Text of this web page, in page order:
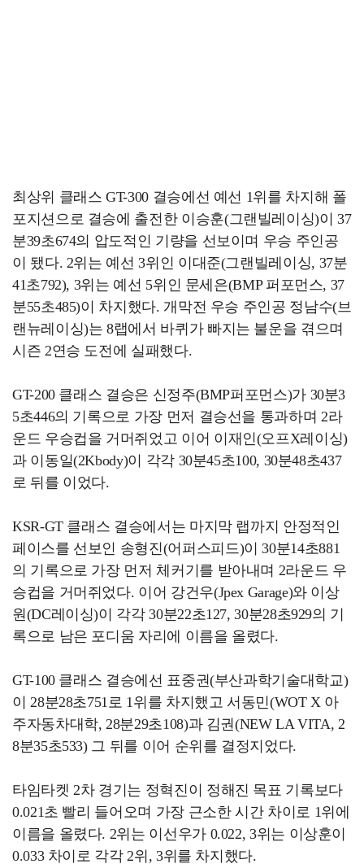
최상위 클래스 GT-300 결승에선 예선 1위를 차지해 폴
포지션으로 결승에 출전한 이승훈(그랜빌레이싱)이 37
분39초674의 압도적인 기량을 선보이며 우승 주인공
이 됐다. 2위는 예선 3위인 이대준(그랜빌레이싱, 37분
41초792), 3위는 예선 5위인 문세은(BMP 퍼포먼스, 37
분55초485)이 차지했다. 개막전 우승 주인공 정남수(브
랜뉴레이싱)는 8랩에서 바퀴가 빠지는 불운을 겪으며
시즌 2연승 도전에 실패했다.
GT-200 클래스 결승은 신정주(BMP퍼포먼스)가 30분3
5초446의 기록으로 가장 먼저 결승선을 통과하며 2라
운드 우승컵을 거머쥐었고 이어 이재인(오프X레이싱)
과 이동일(2Kbody)이 각각 30분45초100, 30분48초437
로 뒤를 이었다.
KSR-GT 클래스 결승에서는 마지막 랩까지 안정적인
페이스를 선보인 송형진(어퍼스피드)이 30분14초881
의 기록으로 가장 먼저 체커기를 받아내며 2라운드 우
승컵을 거머쥐었다. 이어 강건우(Jpex Garage)와 이상
원(DC레이싱)이 각각 30분22초127, 30분28초929의 기
록으로 남은 포디움 자리에 이름을 올렸다.
GT-100 클래스 결승에선 표중권(부산과학기술대학교)
이 28분28초751로 1위를 차지했고 서동민(WOT X 아
주자동차대학, 28분29초108)과 김권(NEW LA VITA, 2
8분35초533) 그 뒤를 이어 순위를 결정지었다.
타임타켓 2차 경기는 정혁진이 정해진 목표 기록보다
0.021초 빨리 들어오며 가장 근소한 시간 차이로 1위에
이름을 올렸다. 2위는 이선우가 0.022, 3위는 이상훈이
0.033 차이로 각각 2위, 3위를 차지했다.